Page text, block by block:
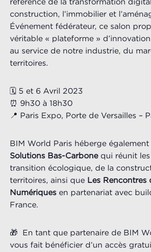
construction, l’immobilier et
Événement fédérateur, ce salon
véritable « plateforme »
au service de notre industrie, du
territoires.
🗓️ 5 et 6 Avril 2023
⏰ 9h30 à 18h30
📍 Paris Expo, Porte de Versailles –
BIM World Paris héberge également
Solutions Bas-Carbonequi réunit les
transition écologique, de la
territoires, ainsi que Les Rencontres
Numériques en partenariat avec
France.
🎁 En tant que partenaire de BIM
vous fait bénéficier d’un accès